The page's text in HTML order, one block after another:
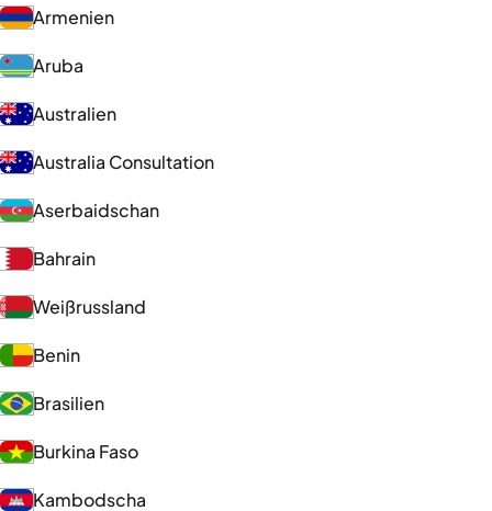
Armenien
Aruba
Australien
Australia Consultation
Aserbaidschan
Bahrain
Weißrussland
Benin
Brasilien
Burkina Faso
Kambodscha